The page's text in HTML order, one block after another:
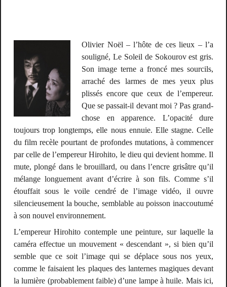
Olivier Noël – l’hôte de ces lieux – l’a
souligné,Le Soleil de Sokourov est gris.
Son image terne a froncé mes sourcils,
arraché des larmes de mes yeux plus
plissés encore que ceux de l’empereur.
Que se passait-il devant moi ? Pas grand-
chose en apparence. L’opacité dure
toujours trop longtemps, elle nous ennuie. Elle stagne. Celle
du film recèle pourtant de profondes mutations, à commencer
par celle de l’empereur Hirohito, le dieu qui devient homme. Il
mute, plongé dans le brouillard, ou dans l’encre grisâtre qu’il
mélange longuement avant d’écrire à son fils. Comme s’il
étouffait sous le voile cendré de l’image vidéo, il ouvre
silencieusement la bouche, semblable au poisson inaccoutumé
à son nouvel environnement.
L’empereur Hirohito contemple une peinture, sur laquelle la
caméra effectue un mouvement « descendant », si bien qu’il
semble que ce soit l’image qui se déplace sous nos yeux,
comme le faisaient les plaques des lanternes magiques devant
la lumière (probablement faible) d’une lampe à huile. Mais ici,